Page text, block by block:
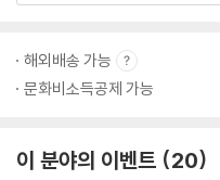
해외배송 가능
문화비소득공제 가능
이 분야의 이벤트 20